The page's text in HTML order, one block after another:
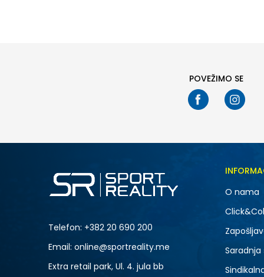
POVEŽIMO SE
Telefon: +382 20 690 200
Email: online@sportreality.me
Extra retail park, Ul. 4. jula bb
O nama